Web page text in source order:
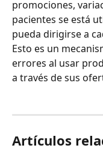
promociones,
pacientes se está
pueda dirigirse a
Esto es un
errores al usar
a través de sus
Artículos